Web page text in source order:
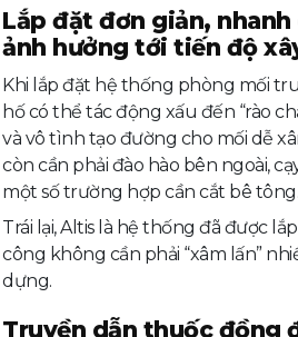
Lắp đặt đơn giản,
ảnh hưởng tới tiến độ
Khi lắp đặt hệ thống phòng mối
hố có thể tác động xấu đến “rào
và vô tình tạo đường cho mối dễ
còn cần phải đào hào bên ngoài,
một số trường hợp cần cắt bê tông.
Trái lại, Altis là hệ thống đã được
công không cần phải “xâm lấn”
dựng.
Truyền dẫn thuốc đồng